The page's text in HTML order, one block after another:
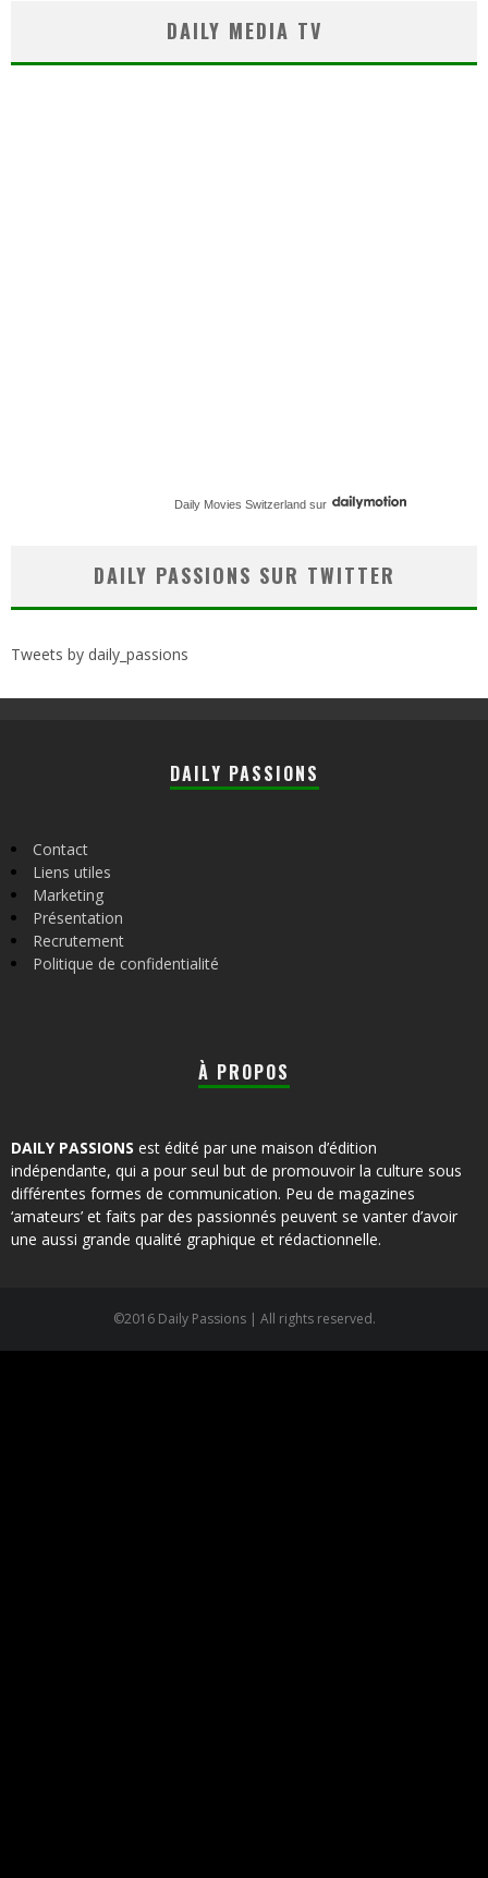
DAILY MEDIA TV
Daily Movies Switzerland sur
DAILY PASSIONS SUR TWITTER
Tweets by daily_passions
DAILY PASSIONS
Contact
Liens utiles
Marketing
Présentation
Recrutement
Politique de confidentialité
À PROPOS
DAILY PASSIONS est édité par une maison d’édition
indépendante, qui a pour seul but de promouvoir la culture sous
différentes formes de communication. Peu de magazines
‘amateurs’ et faits par des passionnés peuvent se vanter d’avoir
une aussi grande qualité graphique et rédactionnelle.
©2016 Daily Passions | All rights reserved.